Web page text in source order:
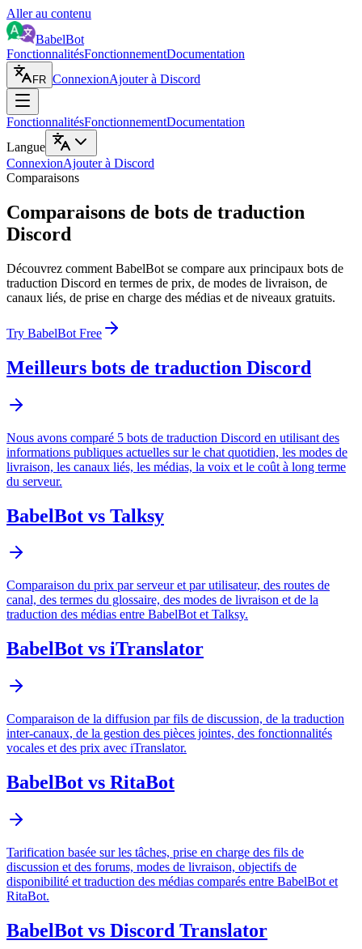
Aller au contenu
BabelBot
FonctionnalitésFonctionnementDocumentation
FR ConnexionAjouter à Discord
FonctionnalitésFonctionnementDocumentation
Langue
ConnexionAjouter à Discord
Comparaisons
Comparaisons de bots de traduction
Discord
Découvrez comment BabelBot se compare aux principaux bots de
traduction Discord en termes de prix, de modes de livraison, de
canaux liés, de prise en charge des médias et de niveaux gratuits.
Try BabelBot Free
Meilleurs bots de traduction Discord
Nous avons comparé 5 bots de traduction Discord en utilisant des
informations publiques actuelles sur le chat quotidien, les modes de
livraison, les canaux liés, les médias, la voix et le coût à long terme
du serveur.
BabelBot vs Talksy
Comparaison du prix par serveur et par utilisateur, des routes de
canal, des termes du glossaire, des modes de livraison et de la
traduction des médias entre BabelBot et Talksy.
BabelBot vs iTranslator
Comparaison de la diffusion par fils de discussion, de la traduction
inter-canaux, de la gestion des pièces jointes, des fonctionnalités
vocales et des prix avec iTranslator.
BabelBot vs RitaBot
Tarification basée sur les tâches, prise en charge des fils de
discussion et des forums, modes de livraison, objectifs de
disponibilité et traduction des médias comparés entre BabelBot et
RitaBot.
BabelBot vs Discord Translator